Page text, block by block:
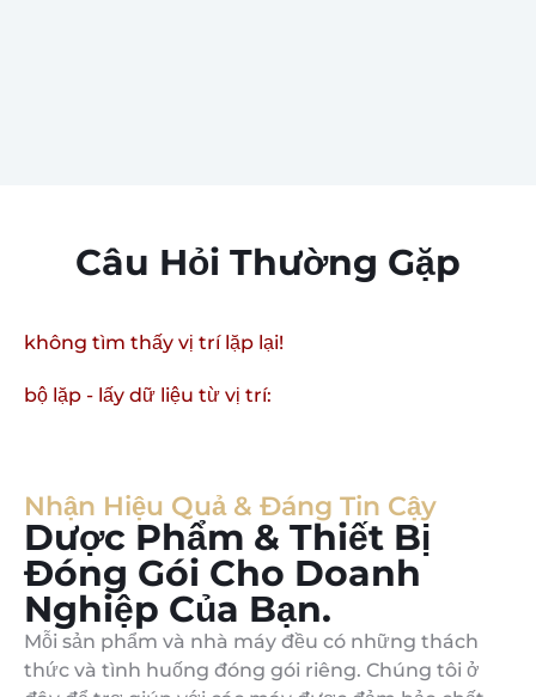
Câu Hỏi Thường Gặp
không tìm thấy vị trí lặp lại!
bộ lặp - lấy dữ liệu từ vị trí:
Nhận Hiệu Quả & Đáng Tin Cậy
Dược Phẩm & Thiết Bị
Đóng Gói Cho Doanh
Nghiệp Của Bạn.
Mỗi sản phẩm và nhà máy đều có những thách
thức và tình huống đóng gói riêng. Chúng tôi ở